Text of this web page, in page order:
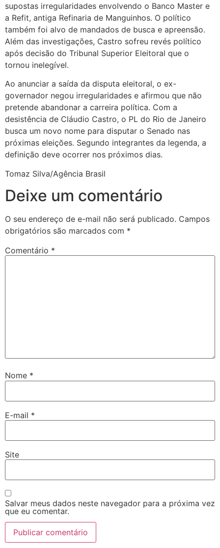
supostas irregularidades envolvendo o Banco Master e
a Refit, antiga Refinaria de Manguinhos. O político
também foi alvo de mandados de busca e apreensão.
Além das investigações, Castro sofreu revés político
após decisão do Tribunal Superior Eleitoral que o
tornou inelegível.
Ao anunciar a saída da disputa eleitoral, o ex-
governador negou irregularidades e afirmou que não
pretende abandonar a carreira política. Com a
desistência de Cláudio Castro, o PL do Rio de Janeiro
busca um novo nome para disputar o Senado nas
próximas eleições. Segundo integrantes da legenda, a
definição deve ocorrer nos próximos dias.
Tomaz Silva/Agência Brasil
Deixe um comentário
O seu endereço de e-mail não será publicado. Campos
obrigatórios são marcados com *
Comentário *
Nome *
E-mail *
Site
Salvar meus dados neste navegador para a próxima vez
que eu comentar.